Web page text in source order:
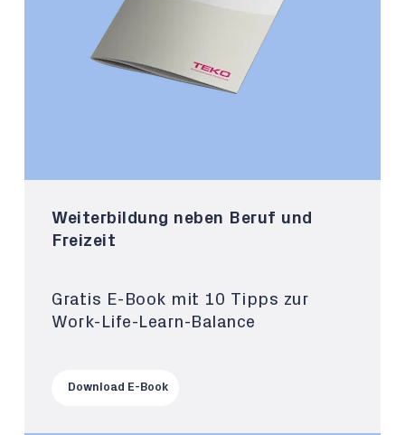
Weiterbildung neben Beruf und
Freizeit
Gratis E-Book mit 10 Tipps zur
Work-Life-Learn-Balance
Download E-Book